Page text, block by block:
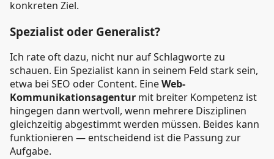
konkreten Ziel.
Spezialist oder Generalist?
Ich rate oft dazu, nicht nur auf Schlagworte zu
schauen. Ein Spezialist kann in seinem Feld stark sein,
etwa bei SEO oder Content. EineWeb-
Kommunikationsagentur mit breiter Kompetenz ist
hingegen dann wertvoll, wenn mehrere Disziplinen
gleichzeitig abgestimmt werden müssen. Beides kann
funktionieren — entscheidend ist die Passung zur
Aufgabe.